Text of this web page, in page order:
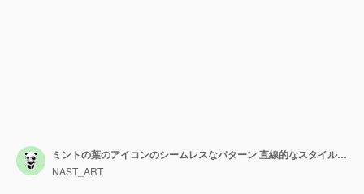
ミントの葉のアイコンのシームレスなパターン 直線的なスタイルのミントの葉のアイコンの分離の図
NAST_ART